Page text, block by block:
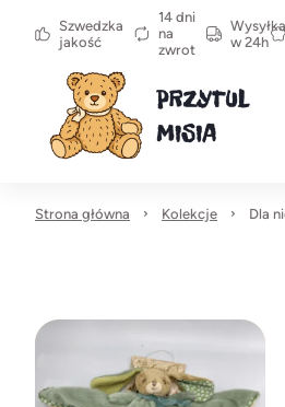
Szwedzka
jakość
14 dni
na
zwrot
Wysyłka
w 24h
Strona główna Kolekcje Dla